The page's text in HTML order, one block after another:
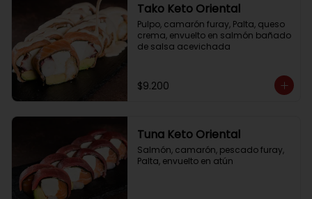
Tako Keto Oriental
Pulpo, camarón furay, Palta, queso
crema, envuelto en salmón bañado
de salsa acevichada
$9.200
Tuna Keto Oriental
Salmón, camarón, pescado furay,
Palta, envuelto en atún